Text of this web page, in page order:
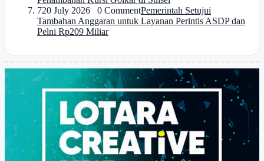
720 July 2026 0 CommentPemerintah Setujui
Tambahan Anggaran untuk Layanan Perintis ASDP dan
Pelni Rp209 Miliar